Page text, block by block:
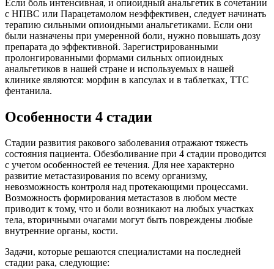
Если боль интенсивная, и опиоидный анальгетик в сочетании
с НПВС или Парацетамолом неэффективен, следует начинать
терапию сильными опиоидными анальгетиками. Если они
были назначены при умеренной боли, нужно повышать дозу
препарата до эффективной. Зарегистрированными
пролонгированными формами сильных опиоидных
анальгетиков в нашей стране и используемых в нашей
клинике являются: морфин в капсулах и в таблетках, ТТС
фентанила.
Особенности 4 стадии
Стадии развития ракового заболевания отражают тяжесть
состояния пациента. Обезболивание при 4 стадии проводится
с учетом особенностей ее течения. Для нее характерно
развитие метастазирования по всему организму,
невозможность контроля над протекающими процессами.
Возможность формирования метастазов в любом месте
приводит к тому, что и боли возникают на любых участках
тела, вторичными очагами могут быть повреждены любые
внутренние органы, кости.
Задачи, которые решаются специалистами на последней
стадии рака, следующие: